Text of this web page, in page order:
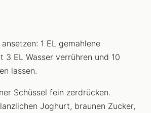
1 EL gemahlene
3 EL Wasser verrühren und 10
lassen.
Schüssel fein zerdrücken.
Joghurt, braunen Zucker,